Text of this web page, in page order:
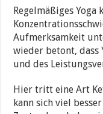
Regelmäßiges
Aufmerksamkeit
wieder betont, dass
und des
Hier tritt eine Art
kann sich viel